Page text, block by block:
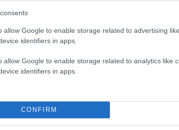
allow Google to enable storage related to advertising
identifiers in apps.
allow Google to enable storage related to analytics like
identifiers in apps.
CONFIRM
Η συντάκτρια μυείται, εξάλλου,